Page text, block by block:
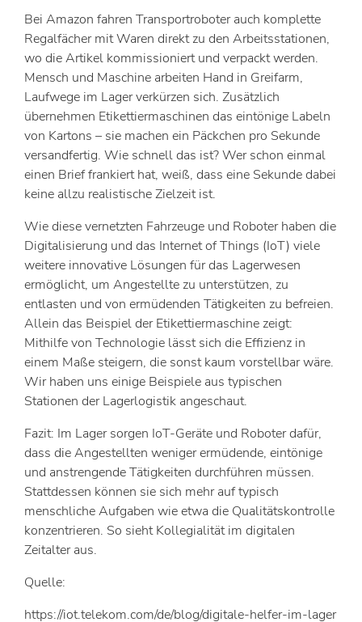
Bei Amazon fahren Transportroboter auch komplette
Regalfächer mit Waren direkt zu den Arbeitsstationen,
wo die Artikel kommissioniert und verpackt werden.
Mensch und Maschine arbeiten Hand in Greifarm,
Laufwege im Lager verkürzen sich. Zusätzlich
übernehmen Etikettiermaschinen das eintönige Labeln
von Kartons – sie machen ein Päckchen pro Sekunde
versandfertig. Wie schnell das ist? Wer schon einmal
einen Brief frankiert hat, weiß, dass eine Sekunde dabei
keine allzu realistische Zielzeit ist.
Wie diese vernetzten Fahrzeuge und Roboter haben die
Digitalisierung und das Internet of Things (IoT) viele
weitere innovative Lösungen für das Lagerwesen
ermöglicht, um Angestellte zu unterstützen, zu
entlasten und von ermüdenden Tätigkeiten zu befreien.
Allein das Beispiel der Etikettiermaschine zeigt:
Mithilfe von Technologie lässt sich die Effizienz in
einem Maße steigern, die sonst kaum vorstellbar wäre.
Wir haben uns einige Beispiele aus typischen
Stationen der Lagerlogistik angeschaut.
Fazit: Im Lager sorgen IoT-Geräte und Roboter dafür,
dass die Angestellten weniger ermüdende, eintönige
und anstrengende Tätigkeiten durchführen müssen.
Stattdessen können sie sich mehr auf typisch
menschliche Aufgaben wie etwa die Qualitätskontrolle
konzentrieren. So sieht Kollegialität im digitalen
Zeitalter aus.
Quelle:
https://iot.telekom.com/de/blog/digitale-helfer-im-lager